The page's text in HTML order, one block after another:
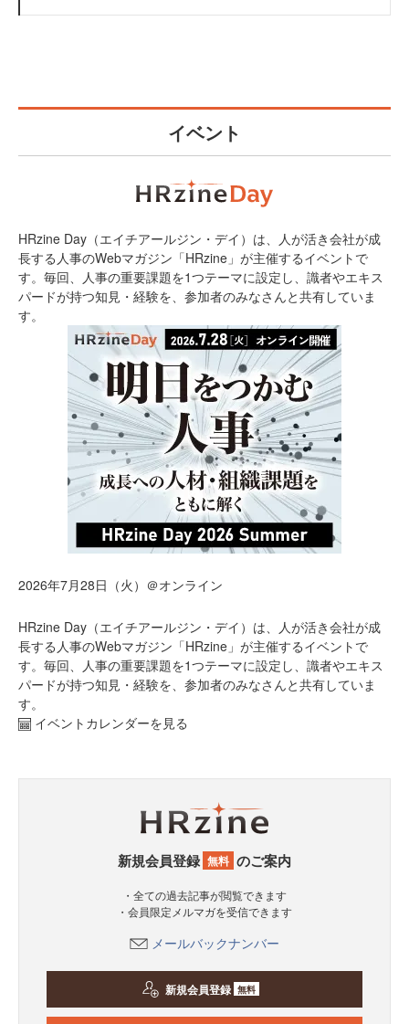
イベント
HRzine Day（エイチアールジン・デイ）は、人が活き会社が成
長する人事のWebマガジン「HRzine」が主催するイベントで
す。毎回、人事の重要課題を1つテーマに設定し、識者やエキス
パードが持つ知見・経験を、参加者のみなさんと共有していま
す。
2026年7月28日（火）＠オンライン
HRzine Day（エイチアールジン・デイ）は、人が活き会社が成
長する人事のWebマガジン「HRzine」が主催するイベントで
す。毎回、人事の重要課題を1つテーマに設定し、識者やエキス
パードが持つ知見・経験を、参加者のみなさんと共有していま
す。
イベントカレンダーを見る
新規会員登録 無料 のご案内
・全ての過去記事が閲覧できます
・会員限定メルマガを受信できます
メールバックナンバー
新規会員登録 無料